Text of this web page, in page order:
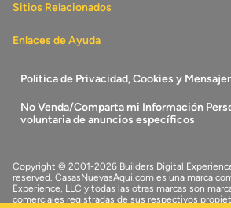
Sitios Relacionados
Enlaces de Ayuda
Politica de Privacidad, Cookies y
No Venda/Comparta mi Información
voluntaria de anuncios específicos
Copyright © 2001-2026 Builders Digital
reserved. CasasNuevasAqui.com es una marca
Experience, LLC y todas las otras marcas son
comerciales registradas de sus respectivos